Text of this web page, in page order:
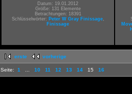
Datum: 19.01.2012
Größe: 131 Elemente
Betrachtungen: 18391
Schlüsselwörter: Peter W Gray Finissage,
Finissage
erste vorherige
Seite: 1 10 11 12 13 14 15 16